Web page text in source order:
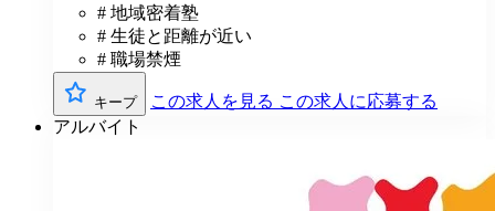
# 地域密着塾
# 生徒と距離が近い
# 職場禁煙
キープ この求人を見る この求人に応募する
アルバイト